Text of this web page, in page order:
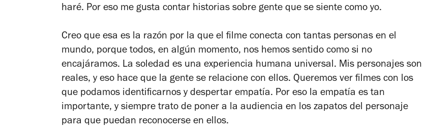
haré. Por eso me gusta contar historias sobre gente que se siente como yo.
Creo que esa es la razón por la que el filme conecta con tantas personas en el
mundo, porque todos, en algún momento, nos hemos sentido como si no
encajáramos. La soledad es una experiencia humana universal. Mis personajes son
reales, y eso hace que la gente se relacione con ellos. Queremos ver filmes con los
que podamos identificarnos y despertar empatía. Por eso la empatía es tan
importante, y siempre trato de poner a la audiencia en los zapatos del personaje
para que puedan reconocerse en ellos.